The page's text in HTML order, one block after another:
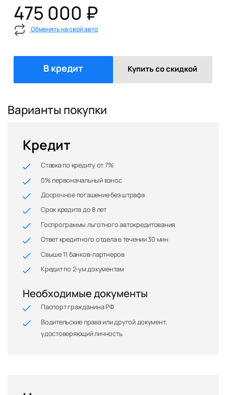
475 000 ₽
Обменять на свой авто
В кредит Купить со скидкой
Варианты покупки
Кредит
Ставка по кредиту от 7%
0% первоначальный взнос
Досрочное погашение без штрафа
Срок кредита до 8 лет
Госпрограммы льготного автокредитования
Ответ кредитного отдела в течении 30 мин
Свыше 11 банков-партнеров
Кредит по 2-ум документам
Необходимые документы
Паспорт гражданина РФ
Водительские права или другой документ,
удостоверяющий личность